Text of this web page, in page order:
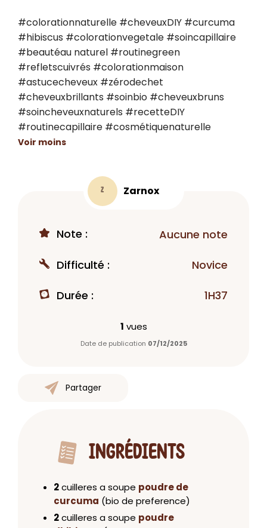
#colorationnaturelle #cheveuxDIY #curcuma
#hibiscus #colorationvegetale #soincapillaire
#beautéau naturel #routinegreen
#refletscuivrés #colorationmaison
#astucecheveux #zérodechet
#cheveuxbrillants #soinbio #cheveuxbruns
#soincheveuxnaturels #recetteDIY
#routinecapillaire #cosmétiquenaturelle
Voir moins
Z Zarnox
Note : Aucune note
Difficulté : Novice
Durée : 1H37
1 vues
Date de publication 07/12/2025
Partager
INGRÉDIENTS
2cuilleres a soupe poudre de
curcuma (bio de preference)
2cuilleres a soupe poudre